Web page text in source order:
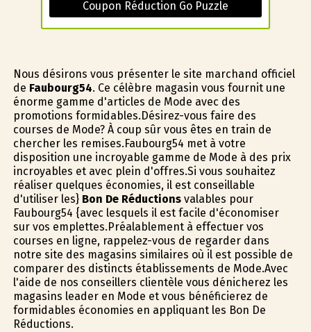
Coupon Réduction Go Puzzle
Nous désirons vous présenter le site marchand officiel
de Faubourg54. Ce célèbre magasin vous fournit une
énorme gamme d'articles de Mode avec des
promotions formidables.Désirez-vous faire des
courses de Mode? À coup sûr vous êtes en train de
chercher les remises.Faubourg54 met à votre
disposition une incroyable gamme de Mode à des prix
incroyables et avec plein d'offres.Si vous souhaitez
réaliser quelques économies, il est conseillable
d'utiliser les} Bon De Réductionsvalables pour
Faubourg54 {avec lesquels il est facile d'économiser
sur vos emplettes.Préalablement à effectuer vos
courses en ligne, rappelez-vous de regarder dans
notre site des magasins similaires où il est possible de
comparer des distincts établissements de Mode.Avec
l'aide de nos conseillers clientèle vous dénicherez les
magasins leader en Mode et vous bénéficierez de
formidables économies en appliquant les Bon De
Réductions.